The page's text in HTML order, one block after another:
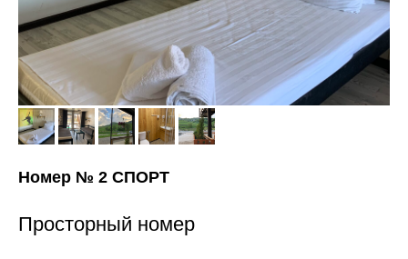
Номер № 2 СПОРТ
Просторный номер